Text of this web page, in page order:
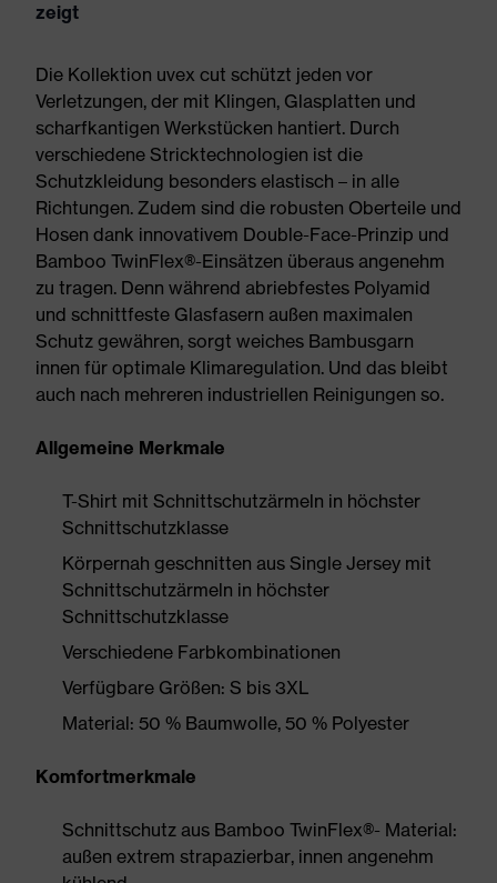
zeigt
Die Kollektion uvex cut schützt jeden vor
Verletzungen, der mit Klingen, Glasplatten und
scharfkantigen Werkstücken hantiert. Durch
verschiedene Stricktechnologien ist die
Schutzkleidung besonders elastisch – in alle
Richtungen. Zudem sind die robusten Oberteile und
Hosen dank innovativem Double-Face-Prinzip und
Bamboo TwinFlex®-Einsätzen überaus angenehm
zu tragen. Denn während abriebfestes Polyamid
und schnittfeste Glasfasern außen maximalen
Schutz gewähren, sorgt weiches Bambusgarn
innen für optimale Klimaregulation. Und das bleibt
auch nach mehreren industriellen Reinigungen so.
Allgemeine Merkmale
T-Shirt mit Schnittschutzärmeln in höchster
Schnittschutzklasse
Körpernah geschnitten aus Single Jersey mit
Schnittschutzärmeln in höchster
Schnittschutzklasse
Verschiedene Farbkombinationen
Verfügbare Größen: S bis 3XL
Material: 50 % Baumwolle, 50 % Polyester
Komfortmerkmale
Schnittschutz aus Bamboo TwinFlex®- Material:
außen extrem strapazierbar, innen angenehm